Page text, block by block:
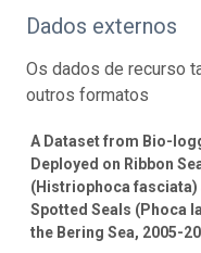
Dados externos
Os dados de recurso
outros formatos
A Dataset from Bio-
Deployed on Ribbon
(Histriophoca fasciata)
Spotted Seals (Phoca
the Bering Sea, 2005-